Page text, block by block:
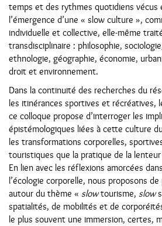
temps et des rythmes quotidiens vécus
l’émergence d’une « slow culture »,
individuelle et collective, elle-même
transdisciplinaire : philosophie,
ethnologie, géographie, économie,
droit et environnement.
Dans la continuité des recherches du
les itinérances sportives et récréatives,
ce colloque propose d’interroger les
épistémologiques liées à cette culture
les transformations corporelles,
touristiques que la pratique de la
En lien avec les réflexions amorcées
l’écologie corporelle, nous proposons
autour du thème « slowtourisme, slow
spatialités, de mobilités et de
le plus souvent une immersion, certes,